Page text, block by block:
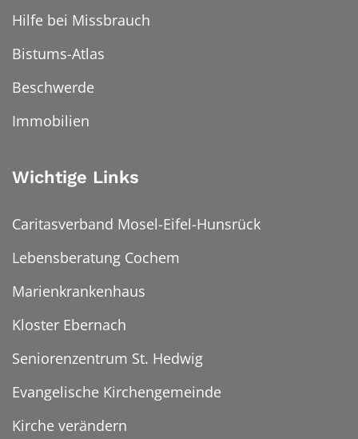
Hilfe bei Missbrauch
Bistums-Atlas
Beschwerde
Immobilien
Wichtige Links
Caritasverband Mosel-Eifel-Hunsrück
Lebensberatung Cochem
Marienkrankenhaus
Kloster Ebernach
Seniorenzentrum St. Hedwig
Evangelische Kirchengemeinde
Kirche verändern